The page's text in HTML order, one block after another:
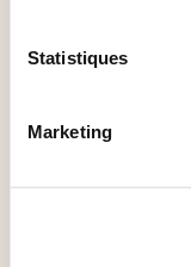
Statistiques
Marketing
VOUS